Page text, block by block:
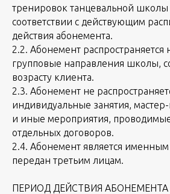
тренировок танцевальной
соответствии с действующим
действия абонемента.
2.2. Абонемент распространяется
групповые направления школы,
возрасту клиента.
2.3. Абонемент не
индивидуальные занятия,
и иные мероприятия,
отдельных договоров.
2.4. Абонемент является
передан третьим лицам.
ПЕРИОД ДЕЙСТВИЯ АБОНЕМЕНТА